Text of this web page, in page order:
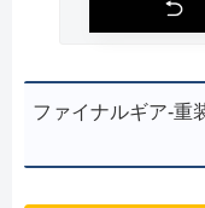
ファイナルギア-重